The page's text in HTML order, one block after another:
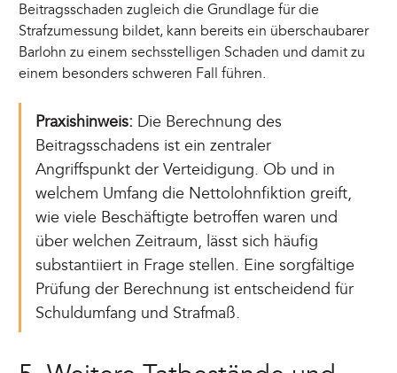
Beitragsschaden zugleich die Grundlage für die
Strafzumessung bildet, kann bereits ein überschaubarer
Barlohn zu einem sechsstelligen Schaden und damit zu
einem besonders schweren Fall führen.
Praxishinweis: Die Berechnung des
Beitragsschadens ist ein zentraler
Angriffspunkt der Verteidigung. Ob und in
welchem Umfang die Nettolohnfiktion greift,
wie viele Beschäftigte betroffen waren und
über welchen Zeitraum, lässt sich häufig
substantiiert in Frage stellen. Eine sorgfältige
Prüfung der Berechnung ist entscheidend für
Schuldumfang und Strafmaß.